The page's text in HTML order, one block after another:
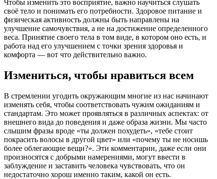
Чтобы изменить это восприятие, важно научиться слушать
своё тело и понимать его потребности. Здоровое питание и
физическая активность должны быть направлены на
улучшение самочувствия, а не на достижение определенного
веса. Принятие своего тела в том виде, в котором оно есть, и
работа над его улучшением с точки зрения здоровья и
комфорта — вот что действительно важно.
Измениться, чтобы нравиться всем
В стремлении угодить окружающим многие из нас начинают
изменять себя, чтобы соответствовать чужим ожиданиям и
стандартам. Это может проявляться в различных аспектах: от
внешнего вида до поведения и даже образа жизни. Мы часто
слышим фразы вроде «ты должен похудеть», «тебе стоит
покрасить волосы в другой цвет» или «почему ты не носишь
более облегающие вещи?». Эти комментарии, даже если они
произносятся с добрыми намерениями, могут ввести в
заблуждение и заставить человека чувствовать, что он
недостаточно хорош именно таким, какой он есть.